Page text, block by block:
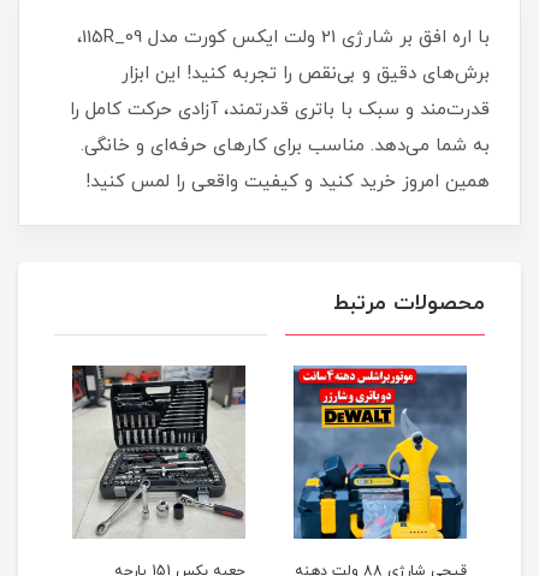
با اره افق بر شارژی 21 ولت ایکس کورت مدل 09_115R،
برش‌های دقیق و بی‌نقص را تجربه کنید! این ابزار
قدرت‌مند و سبک با باتری قدرتمند، آزادی حرکت کامل را
به شما می‌دهد. مناسب برای کارهای حرفه‌ای و خانگی.
همین امروز خرید کنید و کیفیت واقعی را لمس کنید!
محصولات مرتبط
قیچی شارژی 88 ولت دهنه جعبه بکس 151 پارچه